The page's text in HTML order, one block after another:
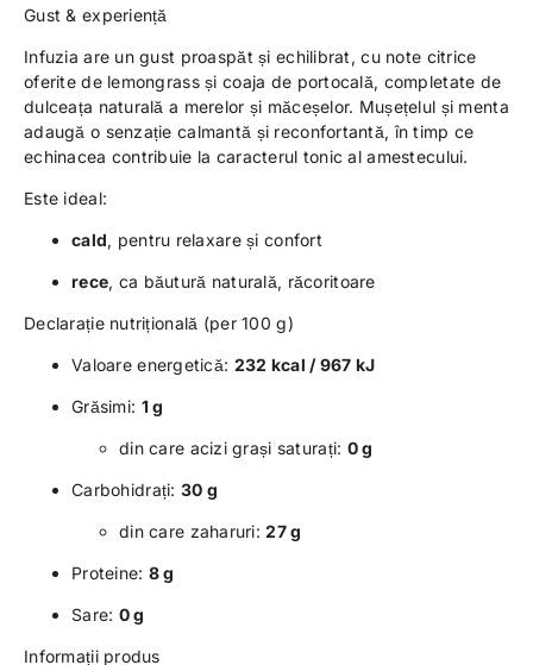
Gust & experiență
Infuzia are un gust proaspăt și echilibrat, cu note citrice
oferite de lemongrass și coaja de portocală, completate de
dulceața naturală a merelor și măceșelor. Mușețelul și menta
adaugă o senzație calmantă și reconfortantă, în timp ce
echinacea contribuie la caracterul tonic al amestecului.
Este ideal:
cald, pentru relaxare și confort
rece, ca băutură naturală, răcoritoare
Declarație nutrițională (per 100 g)
Valoare energetică: 232 kcal / 967 kJ
Grăsimi: 1 g
din care acizi grași saturați: 0 g
Carbohidrați: 30 g
din care zaharuri:27 g
Proteine: 8 g
Sare: 0 g
Informații produs